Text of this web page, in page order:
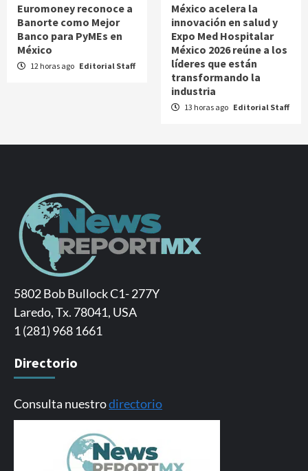
Euromoney reconoce a
Banorte como Mejor
Banco para PyMEs en
México
12 horas ago Editorial Staff
México acelera la
innovación en salud y
Expo Med Hospitalar
México 2026 reúne a los
líderes que están
transformando la
industria
13 horas ago Editorial Staff
5802 Bob Bullock C1- 277Y
Laredo, Tx. 78041, USA
1 (281) 968 1661
Directorio
Consulta nuestrodirectorio